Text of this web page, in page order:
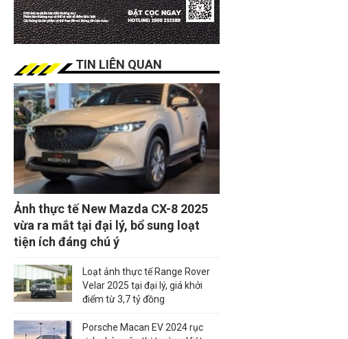
TIN LIÊN QUAN
Ảnh thực tế New Mazda CX-8 2025
vừa ra mắt tại đại lý, bổ sung loạt
tiện ích đáng chú ý
Loạt ảnh thực tế Range Rover
Velar 2025 tại đại lý, giá khởi
điểm từ 3,7 tỷ đồng
Porsche Macan EV 2024 rục